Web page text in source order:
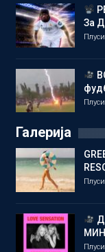
За
Галерија